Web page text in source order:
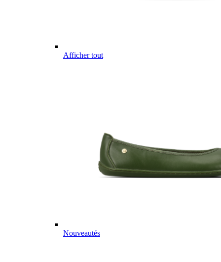
Afficher tout
Nouveautés